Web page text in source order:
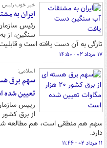
خبر خوب رئیس
ایران به
رئیس
سنگین، از
تازگی به آن دست یافته است و
۱۷ مرداد ۰۲ - ۱۴:۵۰
اسلامی:
تعیین
رییس
سهم هم منطقی است، هم مطالعه
دارد.
۱۱ مرداد ۰۲ - ۱۱:۴۶